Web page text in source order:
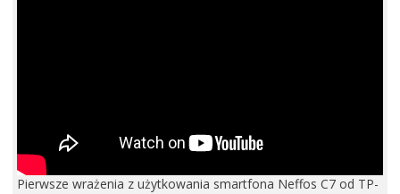
Pierwsze wrażenia z użytkowania smartfona Neffos C7 od TP-